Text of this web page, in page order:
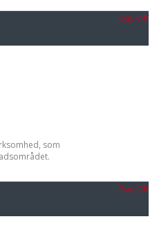
Day Off
som
Day Off